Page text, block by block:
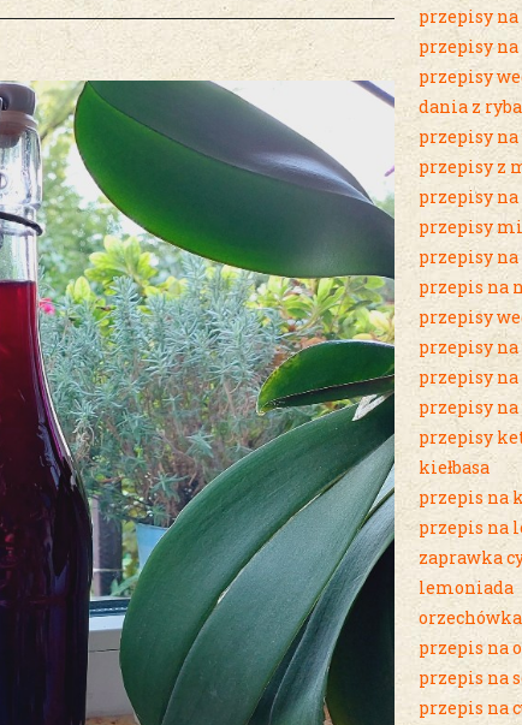
przepisy
przepisy
przepisy
dania z
przepisy
przepisy z
przepisy
przepisy
przepisy
przepis na
przepisy
przepisy
przepisy
przepisy
przepisy
kiełbasa
przepis na
przepis na
zaprawka
lemoniada
orzechówka
przepis na
przepis na
przepis na